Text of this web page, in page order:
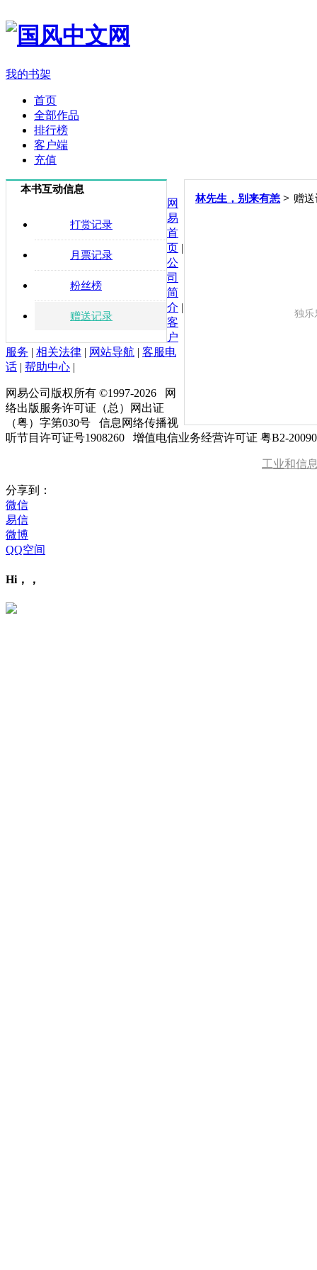
我的书架
首页
全部作品
排行榜
客户端
充值
本书互动信息
打赏记录
月票记录
粉丝榜
赠送记录
林先生，别来有恙 > 赠
独乐
网
易
首
页 |
公
司
简
介 |
客
户
服务 | 相关法律 | 网站导航 | 客服电
话 | 帮助中心 |
网易公司版权所有 ©1997-2026 网
络出版服务许可证（总）网出证
（粤）字第030号 信息网络传播视
听节目许可证号1908260 增值电信业务经营许可证 粤B2-
工业和信
分享到：
微信
易信
微博
QQ空间
Hi，，